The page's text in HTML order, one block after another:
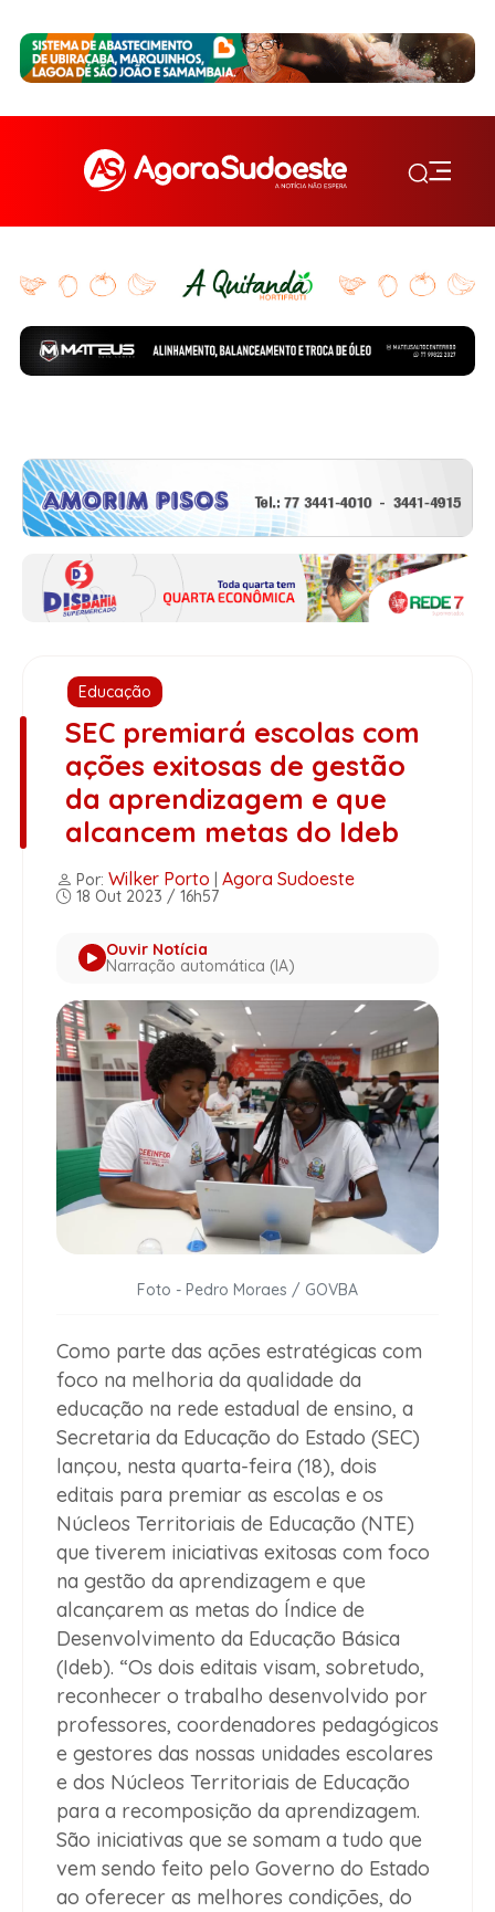
Educação
SEC premiará escolas com
ações exitosas de gestão
da aprendizagem e que
alcancem metas do Ideb
Por: Wilker Porto Agora Sudoeste
18 Out 2023 / 16h57
Ouvir Notícia
Narração automática (IA)
Foto - Pedro Moraes / GOVBA
Como parte das ações estratégicas com
foco na melhoria da qualidade da
educação na rede estadual de ensino, a
Secretaria da Educação do Estado (SEC)
lançou, nesta quarta-feira (18), dois
editais para premiar as escolas e os
Núcleos Territoriais de Educação (NTE)
que tiverem iniciativas exitosas com foco
na gestão da aprendizagem e que
alcançarem as metas do Índice de
Desenvolvimento da Educação Básica
(Ideb). “Os dois editais visam, sobretudo,
reconhecer o trabalho desenvolvido por
professores, coordenadores pedagógicos
e gestores das nossas unidades escolares
e dos Núcleos Territoriais de Educação
para a recomposição da aprendizagem.
São iniciativas que se somam a tudo que
vem sendo feito pelo Governo do Estado
ao oferecer as melhores condições, do